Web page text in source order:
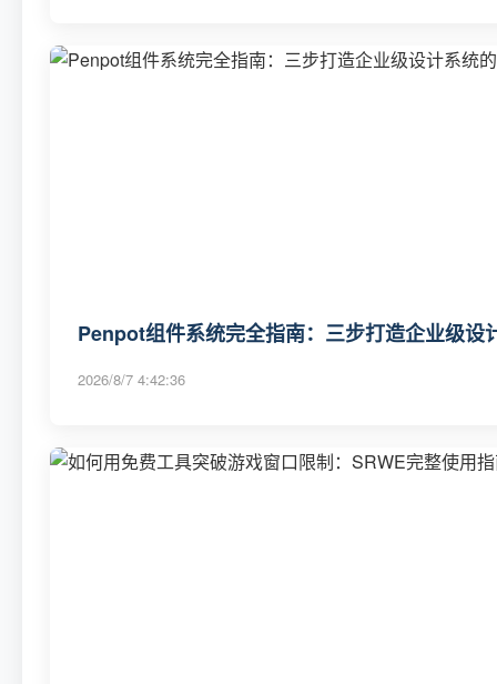
Penpot组件系统完全指南：三步打造企业级设
2026/8/7 4:42:36